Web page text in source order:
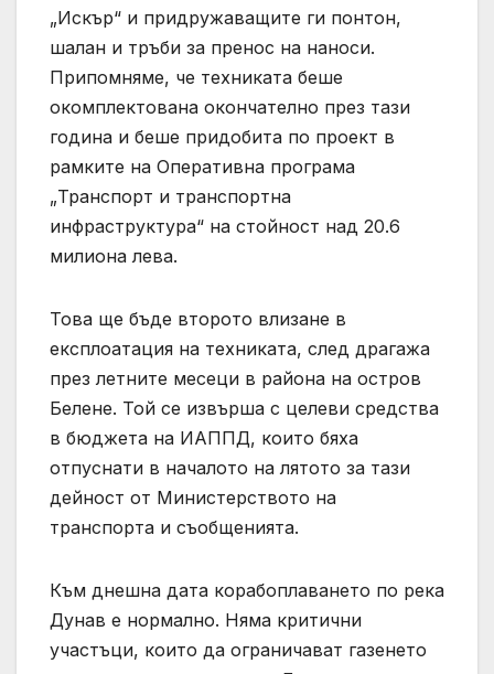
„Искър“ и придружаващите ги понтон,
шалан и тръби за пренос на наноси.
Припомняме, че техниката беше
окомплектована окончателно през тази
година и беше придобита по проект в
рамките на Оперативна програма
„Транспорт и транспортна
инфраструктура“ на стойност над 20.6
милиона лева.
Това ще бъде второто влизане в
експлоатация на техниката, след драгажа
през летните месеци в района на остров
Белене. Той се извърша с целеви средства
в бюджета на ИАППД, които бяха
отпуснати в началото на лятото за тази
дейност от Министерството на
транспорта и съобщенията.
Към днешна дата корабоплаването по река
Дунав е нормално. Няма критични
участъци, които да ограничават газенето